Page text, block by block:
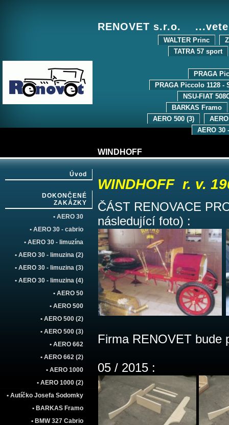
RENOVET s.r.o.
WINDHOFF
WALTER Princ
TATRA 57 sport
PRAGA
PRAGA Piccolo 1128 -
NSU-FIAT
BARKAS Framo
AERO 500 (3)
AERO 30
Úvod
DOKONČENÉ
ZAKÁZKY
• AERO 30
• AERO 30 - cabrio
• AERO 30 - limuzína
• AERO 30 - limuzina (2)
• AERO 30 - limuzina (3)
• AERO 30 - limuzina (4)
• AERO 50
• AERO 500
• AERO 500 (2)
• AERO 500 (3)
• AERO 662
• AERO 662 (2)
• AERO 1000
• AERO 1000 (2)
• Autíčko Josefa Sodomky
• BARKAS Framo
• BMW 327 Cabrio
WINDHOFF r. v.
ČÁST RENOVACE
následující foto) :
Firma RENOVET bude
05 / 2015 :